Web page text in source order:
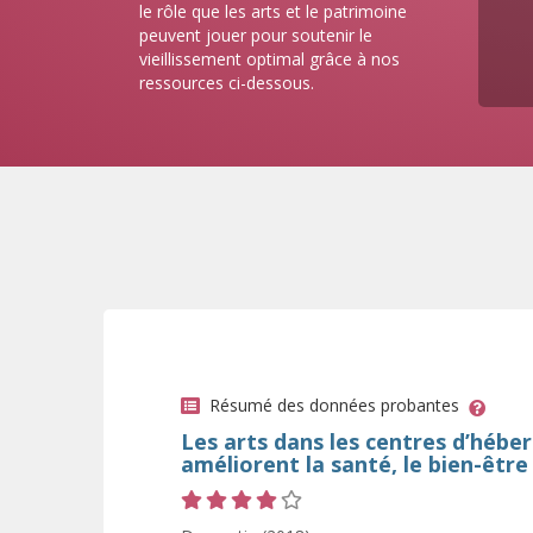
le rôle que les arts et le patrimoine
peuvent jouer pour soutenir le
vieillissement optimal grâce à nos
ressources ci-dessous.
Résumé des données probantes
Les arts dans les centres
améliorent la santé, le bien-